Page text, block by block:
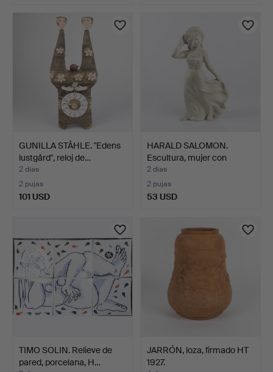
GUNILLA STÅHLE. "Edens
lustgård", reloj de…
2 días
2 pujas
101 USD
HARALD SALOMON.
Escultura, mujer con
coron…
2 días
2 pujas
53 USD
TIMO SOLIN. Relieve de
pared, porcelana, H…
JARRÓN, loza, firmado HT
1927.